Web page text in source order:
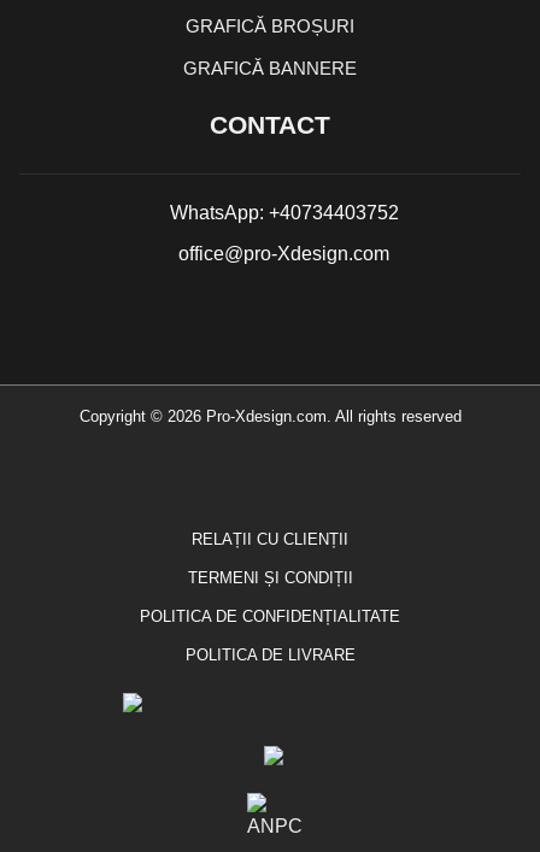
GRAFICĂ BROȘURI
GRAFICĂ BANNERE
CONTACT
WhatsApp: +40734403752
office@pro-Xdesign.com
Copyright © 2026 Pro-Xdesign.com. All rights reserved
RELAȚII CU CLIENȚII
TERMENI ȘI CONDIȚII
POLITICA DE CONFIDENȚIALITATE
POLITICA DE LIVRARE